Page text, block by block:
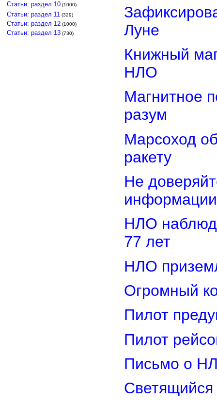
Статьи: раздел 10 (1000)
Статьи: раздел 11 (329)
Статьи: раздел 12 (1000)
Статьи: раздел 13 (730)
Луне
Книжный
НЛО
Магнитное
разум
Марсоход
ракету
Не
информации
НЛО
77 лет
НЛО
Огромный
Пилот
Пилот
Письмо о
Светящийся